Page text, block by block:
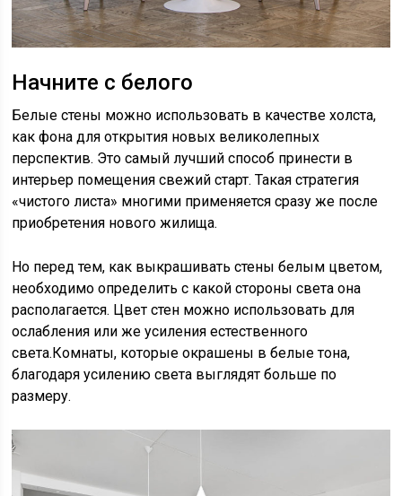
Начните с белого
Белые стены можно использовать в качестве холста,
как фона для открытия новых великолепных
перспектив. Это самый лучший способ принести в
интерьер помещения свежий старт. Такая стратегия
«чистого листа» многими применяется сразу же после
приобретения нового жилища.
Но перед тем, как выкрашивать стены белым цветом,
необходимо определить с какой стороны света она
располагается. Цвет стен можно использовать для
ослабления или же усиления естественного
света.Комнаты, которые окрашены в белые тона,
благодаря усилению света выглядят больше по
размеру.